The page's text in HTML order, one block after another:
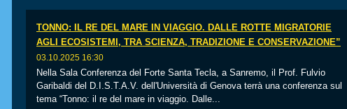
TONNO: IL RE DEL MARE IN VIAGGIO. DALLE ROTTE MIGRATORIE
AGLI ECOSISTEMI, TRA SCIENZA, TRADIZIONE E CONSERVAZIONE”
03.10.2025 16:30
Nella Sala Conferenza del Forte Santa Tecla, a Sanremo, il Prof. Fulvio
Garibaldi del D.I.S.T.A.V. dell'Università di Genova terrà una conferenza sul
tema “Tonno: il re del mare in viaggio. Dalle...